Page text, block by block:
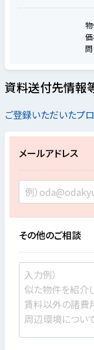
資料送付先情報
ご登録いただいたプ
メールアドレス
その他のご相談